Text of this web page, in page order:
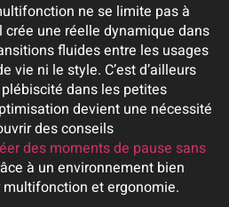
ne se limite pas à
crée une réelle dynamique dans
fluides entre les usages
vie ni le style. C’est d’ailleurs
dans les petites
devient une nécessité
des conseils
des moments de pause sans
à un environnement bien
et ergonomie.